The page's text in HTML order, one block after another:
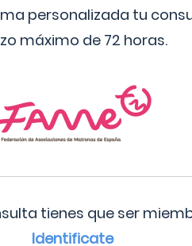
personalizada tu
máximo de 72 horas.
tienes que ser
Identificate